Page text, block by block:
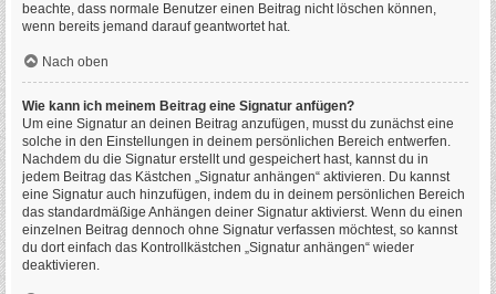
beachte, dass normale Benutzer einen Beitrag nicht löschen können,
wenn bereits jemand darauf geantwortet hat.
Nach oben
Wie kann ich meinem Beitrag eine Signatur anfügen?
Um eine Signatur an deinen Beitrag anzufügen, musst du zunächst eine
solche in den Einstellungen in deinem persönlichen Bereich entwerfen.
Nachdem du die Signatur erstellt und gespeichert hast, kannst du in
jedem Beitrag das Kästchen „Signatur anhängen“ aktivieren. Du kannst
eine Signatur auch hinzufügen, indem du in deinem persönlichen Bereich
das standardmäßige Anhängen deiner Signatur aktivierst. Wenn du einen
einzelnen Beitrag dennoch ohne Signatur verfassen möchtest, so kannst
du dort einfach das Kontrollkästchen „Signatur anhängen“ wieder
deaktivieren.